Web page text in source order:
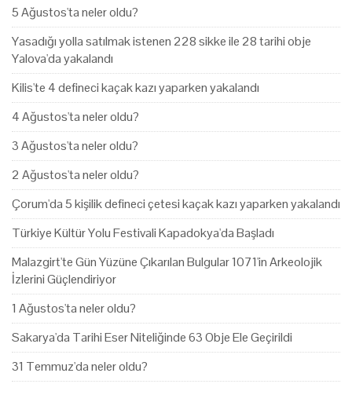
5 Ağustos'ta neler oldu?
Yasadığı yolla satılmak istenen 228 sikke ile 28 tarihi obje
Yalova'da yakalandı
Kilis'te 4 defineci kaçak kazı yaparken yakalandı
4 Ağustos'ta neler oldu?
3 Ağustos'ta neler oldu?
2 Ağustos'ta neler oldu?
Çorum'da 5 kişilik defineci çetesi kaçak kazı yaparken yakalandı
Türkiye Kültür Yolu Festivali Kapadokya'da Başladı
Malazgirt'te Gün Yüzüne Çıkarılan Bulgular 1071'in Arkeolojik
İzlerini Güçlendiriyor
1 Ağustos'ta neler oldu?
Sakarya'da Tarihi Eser Niteliğinde 63 Obje Ele Geçirildi
31 Temmuz'da neler oldu?